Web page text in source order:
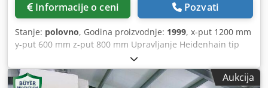
Informacije o ceni Pozvati
Stanje: polovno, Godina proizvodnje: 1999, x-put 1200 mm
y-put 600 mm z-put 800 mm Upravljanje Heidenhain tip
TNC 426 Površina stola 1250x630 mm Težina obratka 1000
kg Menjač alata 24 mesta Prihvat vretena ISO 40 Dsdpfjyqu
U Njx Ai Sskr Obrtaji 30-8000 o/min Težina mašine cca 7,5 t
Aukcija